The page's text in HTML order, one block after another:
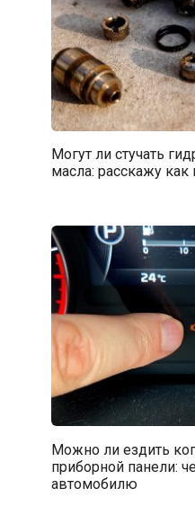
Могут ли стучать
масла: расскажу
Можно ли ездить
приборной панели:
автомобилю